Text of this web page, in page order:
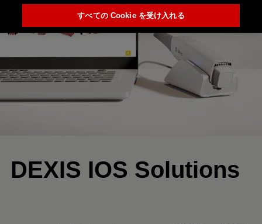
DEXIS IOS Solutions
すべての Cookie を受け入れる